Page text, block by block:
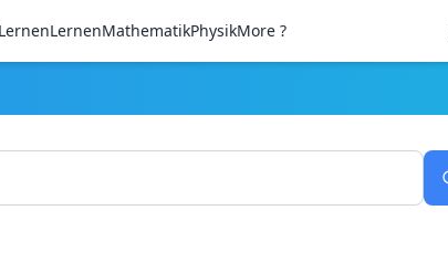
LernenLernenMathematikPhysikMore ?